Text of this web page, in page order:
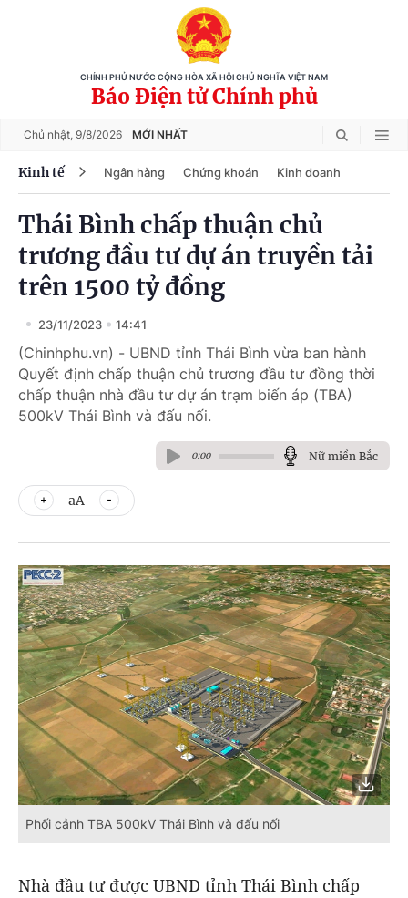
CHÍNH PHỦ NƯỚC CỘNG HÒA XÃ HỘI CHỦ NGHĨA VIỆT NAM
Báo Điện tử Chính phủ
Chủ nhật, 9/8/2026 MỚI NHẤT
Kinh tế Ngân hàng Chứng khoán Kinh doanh
Thái Bình chấp thuận chủ
trương đầu tư dự án truyền tải
trên 1500 tỷ đồng
23/11/2023 14:41
(Chinhphu.vn) - UBND tỉnh Thái Bình vừa ban hành
Quyết định chấp thuận chủ trương đầu tư đồng thời
chấp thuận nhà đầu tư dự án trạm biến áp (TBA)
500kV Thái Bình và đấu nối.
0:00 Nữ miền Bắc
aA
Phối cảnh TBA 500kV Thái Bình và đấu nối
Nhà đầu tư được UBND tỉnh Thái Bình chấp